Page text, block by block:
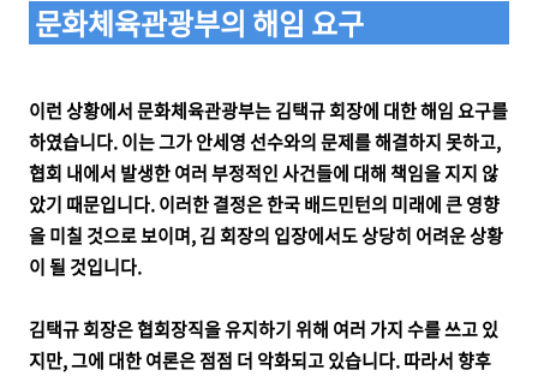
문화체육관광부의 해임 요구
이런 상황에서 문화체육관광부는 김택규 회장에 대한 해임 요구를
하였습니다. 이는 그가 안세영 선수와의 문제를 해결하지 못하고,
협회 내에서 발생한 여러 부정적인 사건들에 대해 책임을 지지 않
았기 때문입니다. 이러한 결정은 한국 배드민턴의 미래에 큰 영향
을 미칠 것으로 보이며, 김 회장의 입장에서도 상당히 어려운 상황
이 될 것입니다.
김택규 회장은 협회장직을 유지하기 위해 여러 가지 수를 쓰고 있
지만, 그에 대한 여론은 점점 더 악화되고 있습니다. 따라서 향후